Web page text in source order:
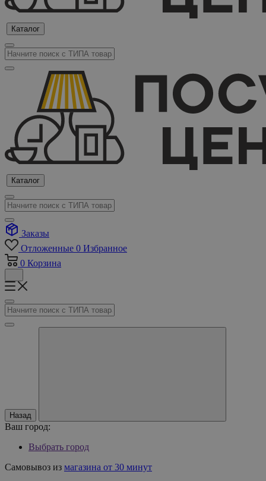
Каталог
Каталог
Заказы
Отложенные 0 Избранное
0 Корзина
Назад
Ваш город:
Выбрать город
Самовывоз из магазина от 30 минут